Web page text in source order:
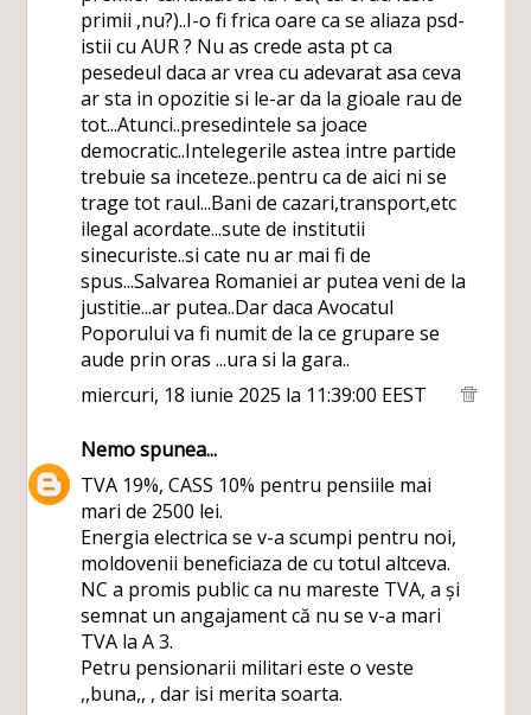
primii ,nu?)..I-o fi frica oare ca se aliaza psd-
istii cu AUR ? Nu as crede asta pt ca
pesedeul daca ar vrea cu adevarat asa ceva
ar sta in opozitie si le-ar da la gioale rau de
tot...Atunci..presedintele sa joace
democratic..Intelegerile astea intre partide
trebuie sa inceteze..pentru ca de aici ni se
trage tot raul...Bani de cazari,transport,etc
ilegal acordate...sute de institutii
sinecuriste..si cate nu ar mai fi de
spus...Salvarea Romaniei ar putea veni de la
justitie...ar putea..Dar daca Avocatul
Poporului va fi numit de la ce grupare se
aude prin oras ...ura si la gara..
miercuri, 18 iunie 2025 la 11:39:00 EEST
Nemospunea...
TVA 19%, CASS 10% pentru pensiile mai
mari de 2500 lei.
Energia electrica se v-a scumpi pentru noi,
moldovenii beneficiaza de cu totul altceva.
NC a promis public ca nu mareste TVA, a și
semnat un angajament că nu se v-a mari
TVA la A 3.
Petru pensionarii militari este o veste
,,buna,, , dar isi merita soarta.